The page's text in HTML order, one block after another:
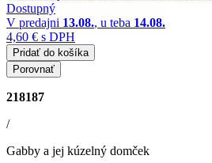
Dostupný
V predajni 13.08., u teba 14.08.
4,60 € s DPH
Pridať do košíka
Porovnať
218187
/
Gabby a jej kúzelný domček